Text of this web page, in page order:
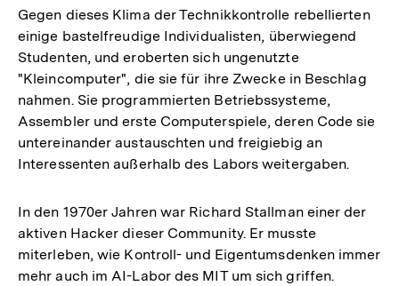
Gegen dieses Klima der Technikkontrolle rebellierten
einige bastelfreudige Individualisten, überwiegend
Studenten, und eroberten sich ungenutzte
"Kleincomputer", die sie für ihre Zwecke in Beschlag
nahmen. Sie programmierten Betriebssysteme,
Assembler und erste Computerspiele, deren Code sie
untereinander austauschten und freigiebig an
Interessenten außerhalb des Labors weitergaben.
In den 1970er Jahren war Richard Stallman einer der
aktiven Hacker dieser Community. Er musste
miterleben, wie Kontroll- und Eigentumsdenken immer
mehr auch im AI-Labor des MIT um sich griffen.